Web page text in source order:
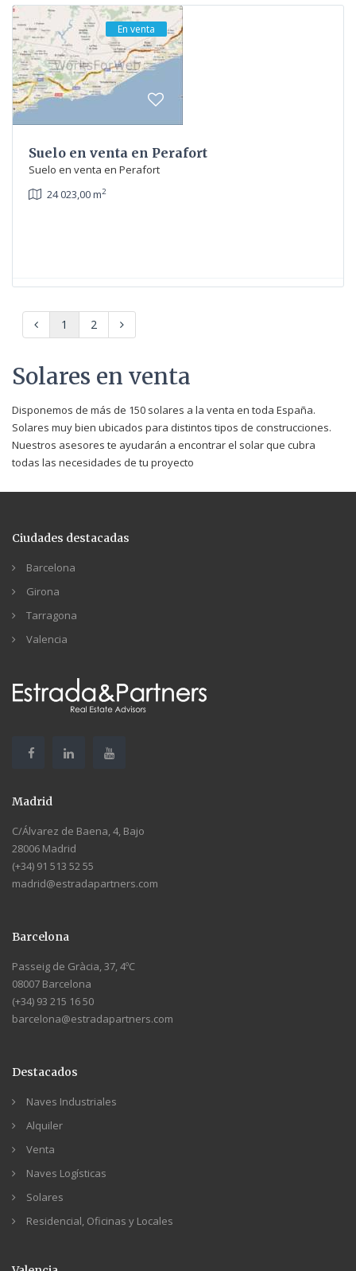
En venta
Suelo en venta en Perafort
Suelo en venta en Perafort
24 023,00 m2
1 2
Solares en venta
Disponemos de más de 150 solares a la venta en toda España.
Solares muy bien ubicados para distintos tipos de construcciones.
Nuestros asesores te ayudarán a encontrar el solar que cubra
todas las necesidades de tu proyecto
Ciudades destacadas
Barcelona
Girona
Tarragona
Valencia
Madrid
C/Álvarez de Baena, 4, Bajo
28006 Madrid
(+34) 91 513 52 55
madrid@estradapartners.com
Barcelona
Passeig de Gràcia, 37, 4ºC
08007 Barcelona
(+34) 93 215 16 50
barcelona@estradapartners.com
Destacados
Naves Industriales
Alquiler
Venta
Naves Logísticas
Solares
Residencial, Oficinas y Locales